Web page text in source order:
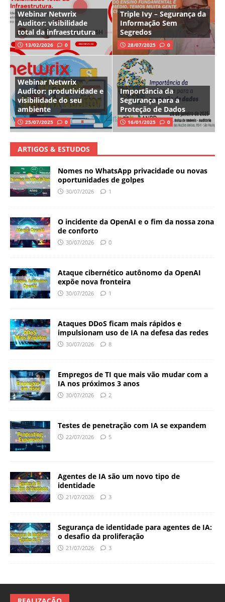
Webinar Netwrix
Auditor: visibilidade
total da infraestrutura
13/02/2026 0
Triple Ivy – Segurança da
Informação Sem
Segredos
28/07/2025 0
Webinar Netwrix
Auditor: produtividade e
visibilidade do seu
ambiente
25/07/2025 0
Importância da
Segurança para a
Proteção de Dados
16/01/2025 0
ARTIGOS & ESTUDOS
Nomes no WhatsApp privacidade ou novas
oportunidades de golpes
30/07/2026 1
O incidente da OpenAI e o fim da nossa zona
de conforto
30/07/2026 0
Ataque cibernético autônomo da OpenAI
expõe nova fronteira
30/07/2026 1
Ataques DDoS ficam mais rápidos e
impulsionam uso de IA na defesa das redes
30/07/2026 8
Empregos de TI que mais vão mudar com a
IA nos próximos 3 anos
30/07/2026 2
Testes de penetração com IA se expandem
22/07/2026 5
Agentes de IA são um novo tipo de
identidade
21/07/2026 3
Segurança de identidade para agentes de IA:
o desafio da proliferação
21/07/2026 3